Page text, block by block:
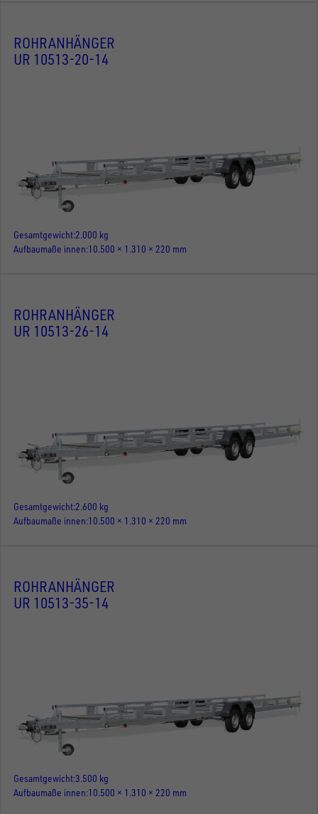
ROHRANHÄNGER
UR 10513-20-14
Gesamtgewicht 2.000 kg
Aufbaumaße innen 10.500 × 1.310 × 220 mm
ROHRANHÄNGER
UR 10513-26-14
Gesamtgewicht 2.600 kg
Aufbaumaße innen 10.500 × 1.310 × 220 mm
ROHRANHÄNGER
UR 10513-35-14
Gesamtgewicht3.500 kg
Aufbaumaße innen 10.500 × 1.310 × 220 mm